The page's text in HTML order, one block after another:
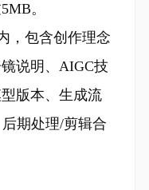
。
，包含创作理念
说明、AIGC技
版本、生成流
期处理/剪辑合